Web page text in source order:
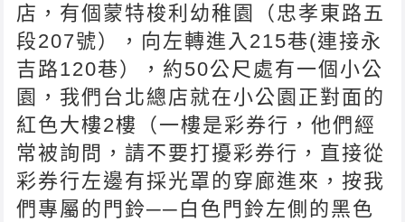
店，有個蒙特梭利幼稚園（忠孝東路五
段207號），向左轉進入215巷(連接永
吉路120巷），約50公尺處有一個小公
園，我們台北總店就在小公園正對面的
紅色大樓2樓（一樓是彩券行，他們經
常被詢問，請不要打擾彩券行，直接從
彩券行左邊有採光罩的穿廊進來，按我
們專屬的門鈴──白色門鈴左側的黑色